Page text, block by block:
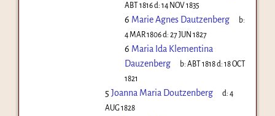
ABT 1816d: 14 NOV 1835
6 Marie Agnes Dautzenberg
b:
4 MAR 1806d: 27 JUN 1827
6 Maria Ida Klementina
Dauzenberg
b:ABT 1818d:18 OCT
1821
5 Joanna Maria Doutzenberg d:4
AUG 1828